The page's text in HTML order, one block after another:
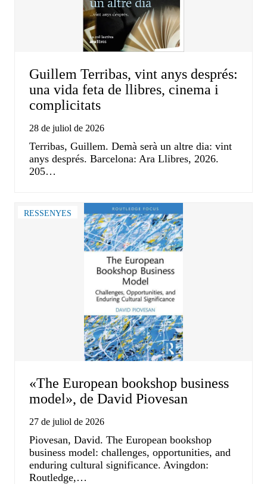
Guillem Terribas, vint anys després:
una vida feta de llibres, cinema i
complicitats
28 de juliol de 2026
Terribas, Guillem. Demà serà un altre dia: vint
anys després. Barcelona: Ara Llibres, 2026.
205…
RESSENYES
«The European bookshop business
model», de David Piovesan
27 de juliol de 2026
Piovesan, David. The European bookshop
business model: challenges, opportunities, and
enduring cultural significance. Avingdon:
Routledge,…